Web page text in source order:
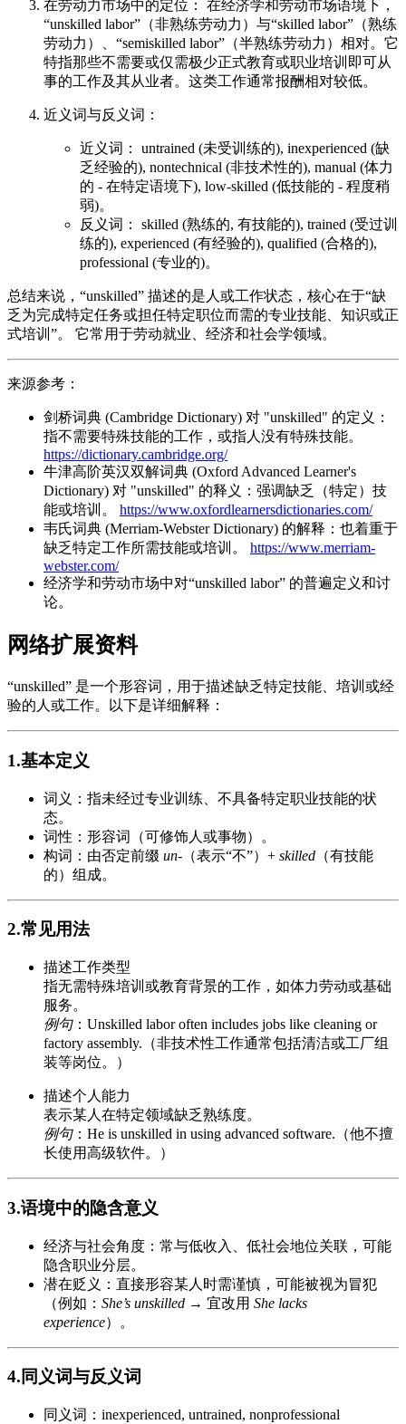
在劳动力市场中的定位： 在经济学和劳动市场语境下，
“unskilled labor”（非熟练劳动力）与“skilled labor”（熟练
劳动力）、“semiskilled labor”（半熟练劳动力）相对。它
特指那些不需要或仅需极少正式教育或职业培训即可从
事的工作及其从业者。这类工作通常报酬相对较低。
近义词与反义词：
近义词： untrained (未受训练的), inexperienced (缺
乏经验的), nontechnical (非技术性的), manual (体力
的 - 在特定语境下), low-skilled (低技能的 - 程度稍
弱)。
反义词： skilled (熟练的, 有技能的), trained (受过训
练的), experienced (有经验的), qualified (合格的),
professional (专业的)。
总结来说，“unskilled” 描述的是人或工作状态，核心在于“缺
乏为完成特定任务或担任特定职位而需的专业技能、知识或正
式培训”。 它常用于劳动就业、经济和社会学领域。
来源参考：
剑桥词典 (Cambridge Dictionary) 对 "unskilled" 的定义：
指不需要特殊技能的工作，或指人没有特殊技能。
https://dictionary.cambridge.org/
牛津高阶英汉双解词典 (Oxford Advanced Learner's
Dictionary) 对 "unskilled" 的释义：强调缺乏（特定）技
能或培训。 https://www.oxfordlearnersdictionaries.com/
韦氏词典 (Merriam-Webster Dictionary) 的解释：也着重于
缺乏特定工作所需技能或培训。 https://www.merriam-
webster.com/
经济学和劳动市场中对“unskilled labor” 的普遍定义和讨
论。
网络扩展资料
“unskilled” 是一个形容词，用于描述缺乏特定技能、培训或经
验的人或工作。以下是详细解释：
1.基本定义
词义：指未经过专业训练、不具备特定职业技能的状
态。
词性：形容词（可修饰人或事物）。
构词：由否定前缀 un- （表示“不”）+ skilled （有技能
的）组成。
2.常见用法
描述工作类型
指无需特殊培训或教育背景的工作，如体力劳动或基础
服务。
例句：Unskilled labor often includes jobs like cleaning or
factory assembly.（非技术性工作通常包括清洁或工厂组
装等岗位。）
描述个人能力
表示某人在特定领域缺乏熟练度。
例句：He is unskilled in using advanced software.（他不擅
长使用高级软件。）
3.语境中的隐含意义
经济与社会角度：常与低收入、低社会地位关联，可能
隐含职业分层。
潜在贬义：直接形容某人时需谨慎，可能被视为冒犯
（例如： She’s unskilled → 宜改用 She lacks
experience）。
4.同义词与反义词
同义词：inexperienced, untrained, nonprofessional